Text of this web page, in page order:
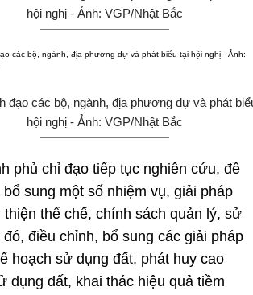
hội nghị - Ảnh: VGP/Nhật Bắc
đạo các bộ, ngành, địa phương dự và phát
hội nghị - Ảnh: VGP/Nhật Bắc
phủ chỉ đạo tiếp tục nghiên cứu, đề
sung một số nhiệm vụ, giải pháp
thiện thể chế, chính sách quản lý, sử
điều chỉnh, bổ sung các giải pháp
hoạch sử dụng đất, phát huy cao
dụng đất, khai thác hiệu quả tiềm